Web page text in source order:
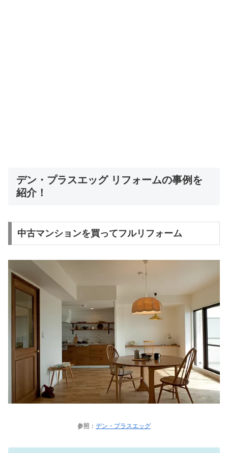
デン・プラスエッグ リフォームの事例を
紹介！
中古マンションを買ってフルリフォーム
参照： デン・プラスエッグ